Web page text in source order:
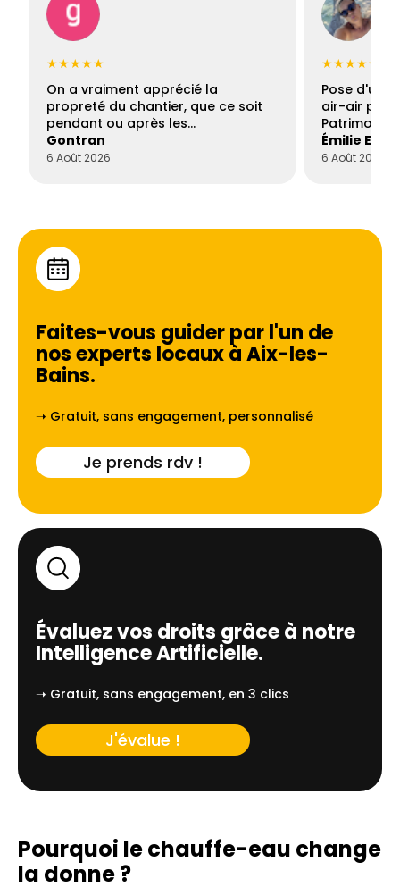
★★★★★
On a vraiment apprécié la
propreté du chantier, que ce soit
pendant ou après les…
Gontran
6 Août 2026
★★★★★
Pose d'une
air-air par
Patrimoine
Émilie
6 Août 2026
Faites-vous guider par l'un de
nos experts locaux àAix-les-
Bains.
➝ Gratuit, sans engagement, personnalisé
Je prends rdv !
Évaluez vos droits grâce à notre
Intelligence Artificielle.
➝ Gratuit, sans engagement, en 3 clics
J'évalue !
Pourquoi le chauffe-eau change
la donne ?